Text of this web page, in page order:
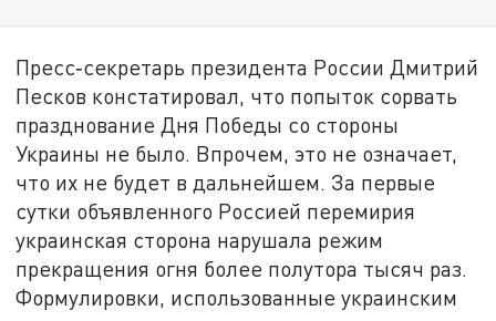
Пресс‑секретарь президента России Дмитрий
Песков констатировал, что попыток сорвать
празднование Дня Победы со стороны
Украины не было. Впрочем, это не означает,
что их не будет в дальнейшем. За первые
сутки объявленного Россией перемирия
украинская сторона нарушала режим
прекращения огня более полутора тысяч раз.
Формулировки, использованные украинским